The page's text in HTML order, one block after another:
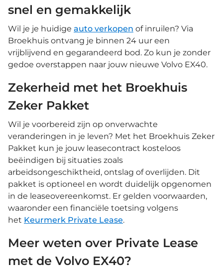
snel en gemakkelijk
Wil je je huidige auto verkopen of inruilen? Via
Broekhuis ontvang je binnen 24 uur een
vrijblijvend en gegarandeerd bod. Zo kun je zonder
gedoe overstappen naar jouw nieuwe Volvo EX40.
Zekerheid met het Broekhuis
Zeker Pakket
Wil je voorbereid zijn op onverwachte
veranderingen in je leven? Met het Broekhuis Zeker
Pakket kun je jouw leasecontract kosteloos
beëindigen bij situaties zoals
arbeidsongeschiktheid, ontslag of overlijden. Dit
pakket is optioneel en wordt duidelijk opgenomen
in de leaseovereenkomst. Er gelden voorwaarden,
waaronder een financiële toetsing volgens
het Keurmerk Private Lease.
Meer weten over Private Lease
met de Volvo EX40?